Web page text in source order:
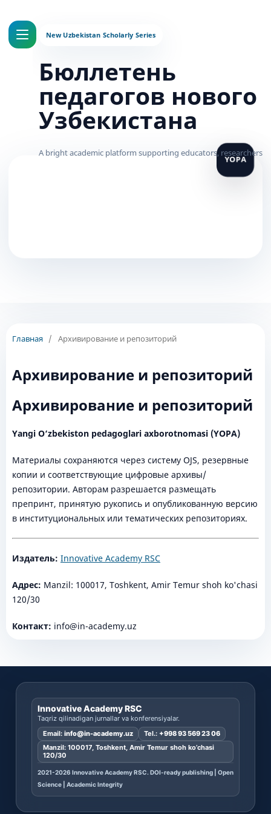
Бюллетень
педагогов нового
Узбекистана
Главная / Архивирование и репозиторий
Архивирование и репозиторий
Архивирование и репозиторий
Yangi O‘zbekiston pedagoglari axborotnomasi (YOPA)
Материалы сохраняются через систему OJS, резервные
копии и соответствующие цифровые архивы/
репозитории. Авторам разрешается размещать
препринт, принятую рукопись и опубликованную версию
в институциональных или тематических репозиториях.
Издатель: Innovative Academy RSC
Адрес: Manzil: 100017, Toshkent, Amir Temur shoh ko'chasi
120/30
Контакт: info@in-academy.uz
Innovative Academy RSC
Taqriz qilinadigan jurnallar va konferensiyalar.
Email: info@in-academy.uz Tel.: +998 93 569 23 06
Manzil: 100017, Toshkent, Amir Temur shoh ko’chasi
120/30
2021-2026 Innovative Academy RSC. DOI-ready publishing | Open
Science | Academic Integrity